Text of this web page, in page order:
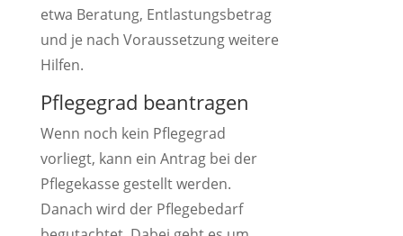
etwa Beratung, Entlastungsbetrag
und je nach Voraussetzung weitere
Hilfen.
Pflegegrad beantragen
Wenn noch kein Pflegegrad
vorliegt, kann ein Antrag bei der
Pflegekasse gestellt werden.
Danach wird der Pflegebedarf